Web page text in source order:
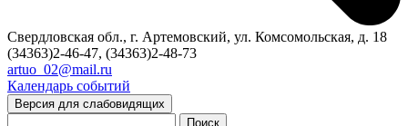
Свердловская обл., г. Артемовский, ул. Комсомольская, д. 18
(34363)2-46-47, (34363)2-48-73
artuo_02@mail.ru
Календарь событий
Версия для слабовидящих
Поиск